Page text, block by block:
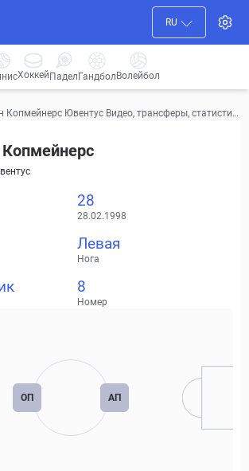
RU
Хоккей ПаделГандбол Волейбол
Копмейнерс Ювентус Видео, трансферы, статистик
28
28.02.1998
Левая
Нога
8
Номер
ОП АП